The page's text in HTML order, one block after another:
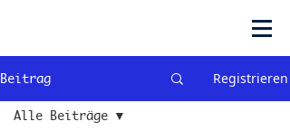
Beitrag Registrieren
Alle Beiträge